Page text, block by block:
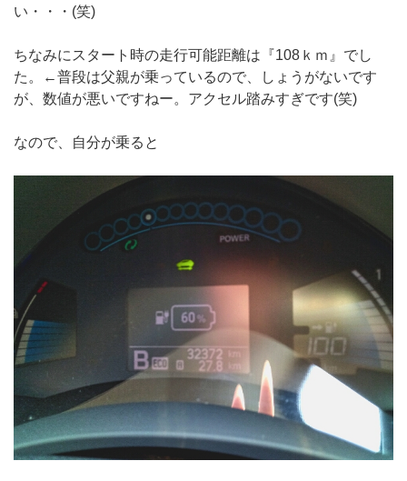
い・・・(笑)
ちなみにスタート時の走行可能距離は『108ｋｍ』でし
た。←普段は父親が乗っているので、しょうがないです
が、数値が悪いですねー。アクセル踏みすぎです(笑)
なので、自分が乗ると